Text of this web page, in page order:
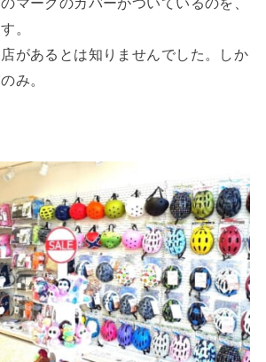
。
があるとは知りませんでした。しか
み。